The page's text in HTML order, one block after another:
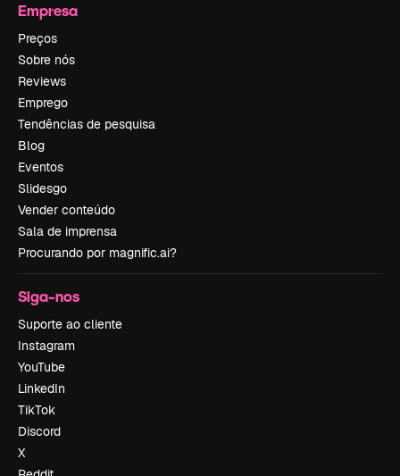
Empresa
Preços
Sobre nós
Reviews
Emprego
Tendências de pesquisa
Blog
Eventos
Slidesgo
Vender conteúdo
Sala de imprensa
Procurando por magnific.ai?
Siga-nos
Suporte ao cliente
Instagram
YouTube
LinkedIn
TikTok
Discord
X